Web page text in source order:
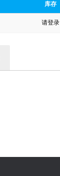
库存
请登录